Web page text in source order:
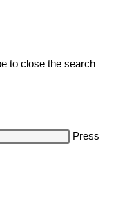
to close the search
Press